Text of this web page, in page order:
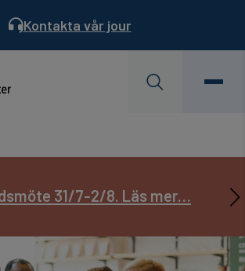
Kontakta vår jour
Hitta ett möte
31/7-2/8. Läs mer…
Dagens Reflektion
påServicebladet
är semesterstängt
6 – 17/7.Läs mer…